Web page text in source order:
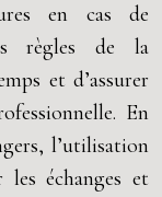
en cas de
règles de la
et d’assurer
En
l’utilisation
échanges et